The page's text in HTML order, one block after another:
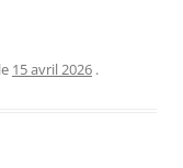
le 15 avril 2026 .